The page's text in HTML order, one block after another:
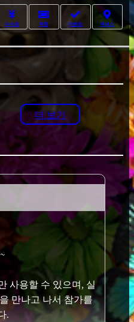
수수료 쿠폰 이벤트 액세스
더 보기
사용할 수 있으며, 실
만나고 나서 참가를
.